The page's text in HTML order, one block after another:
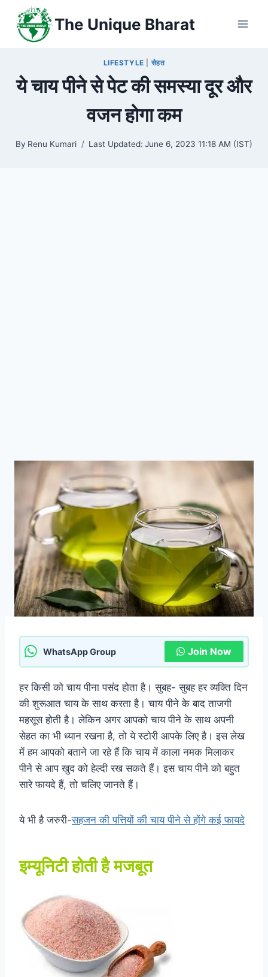
content
The Unique Bharat
LIFESTYLE सेहत
ये चाय पीने से पेट की समस्या दूर और
वजन होगा कम
By Renu Kumari Last Updated: June 6, 2023 11:18 AM (IST)
WhatsApp Group Join Now
हर किसी को चाय पीना पसंद होता है। सुबह- सुबह हर व्यक्ति दिन
की शुरूआत चाय के साथ करता है। चाय पीने के बाद ताजगी
महसूस होती है। लेकिन अगर आपको चाय पीने के साथ अपनी
सेहत का भी ध्यान रखना है, तो ये स्टोरी आपके लिए है। इस लेख
में हम आपको बताने जा रहे हैं कि चाय में काला नमक मिलाकर
पीने से आप खुद को हेल्दी रख सकते हैं। इस चाय पीने को बहुत
सारे फायदे हैं, तो चलिए जानते हैं।
ये भी है जरुरी-सहजन की पत्तियों की चाय पीने से होंगे कई फायदे
इम्यूनिटी होती है मजबूत